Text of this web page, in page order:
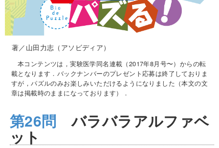
著／山田力志（アソビディア）
本コンテンツは，実験医学同名連載（2017年8月号〜）からの転
載となります．バックナンバーのプレゼント応募は終了しておりま
すが，パズルのみお楽しみいただけるようになりました（本文の文
章は掲載時のままになっております）．
第26問 バラバラアルファベ
ット